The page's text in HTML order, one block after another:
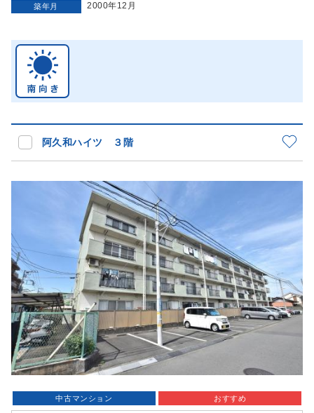
築年月 2000年12月
阿久和ハイツ ３階
中古マンション おすすめ